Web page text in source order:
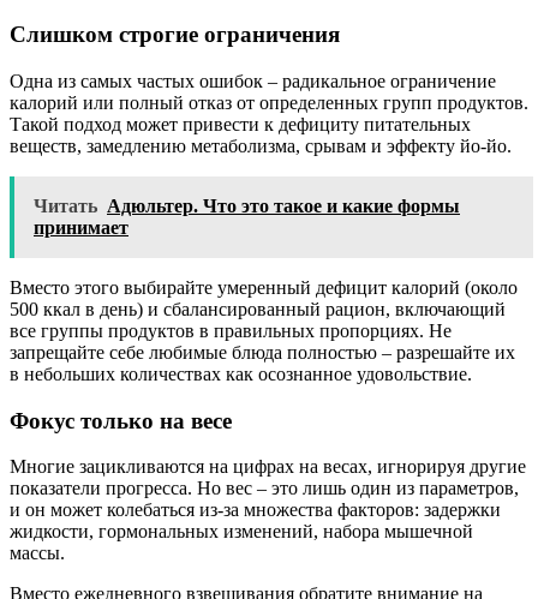
Слишком строгие ограничения
Одна из самых частых ошибок – радикальное ограничение
калорий или полный отказ от определенных групп продуктов.
Такой подход может привести к дефициту питательных
веществ, замедлению метаболизма, срывам и эффекту йо-йо.
Читать Адюльтер. Что это такое и какие формы
принимает
Вместо этого выбирайте умеренный дефицит калорий (около
500 ккал в день) и сбалансированный рацион, включающий
все группы продуктов в правильных пропорциях. Не
запрещайте себе любимые блюда полностью – разрешайте их
в небольших количествах как осознанное удовольствие.
Фокус только на весе
Многие зацикливаются на цифрах на весах, игнорируя другие
показатели прогресса. Но вес – это лишь один из параметров,
и он может колебаться из-за множества факторов: задержки
жидкости, гормональных изменений, набора мышечной
массы.
Вместо ежедневного взвешивания обратите внимание на